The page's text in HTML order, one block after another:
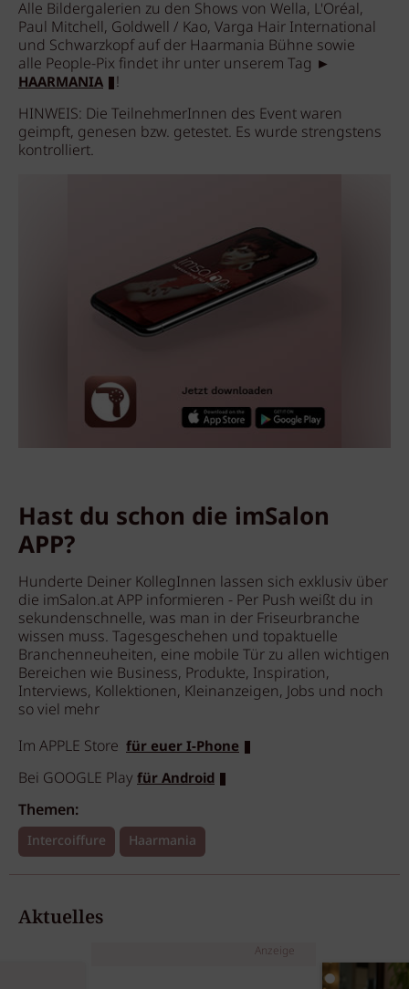
Alle Bildergalerien zu den Shows von Wella, L'Oréal,
Paul Mitchell, Goldwell / Kao, Varga Hair International
und Schwarzkopf auf der Haarmania Bühne sowie
alle People-Pix findet ihr unter unserem Tag ►
HAARMANIA
!
HINWEIS: Die TeilnehmerInnen des Event waren
geimpft, genesen bzw. getestet. Es wurde strengstens
kontrolliert.
Hast du schon die imSalon
APP?
Hunderte Deiner KollegInnen lassen sich exklusiv über
die imSalon.at APP informieren - Per Push weißt du in
sekundenschnelle, was man in der Friseurbranche
wissen muss. Tagesgeschehen und topaktuelle
Branchenneuheiten, eine mobile Tür zu allen wichtigen
Bereichen wie Business, Produkte, Inspiration,
Interviews, Kollektionen, Kleinanzeigen, Jobs und noch
so viel mehr
Im APPLE Store für euer I-Phone
Bei GOOGLE Play für Android
Themen:
Intercoiffure Haarmania
Aktuelles
Anzeige